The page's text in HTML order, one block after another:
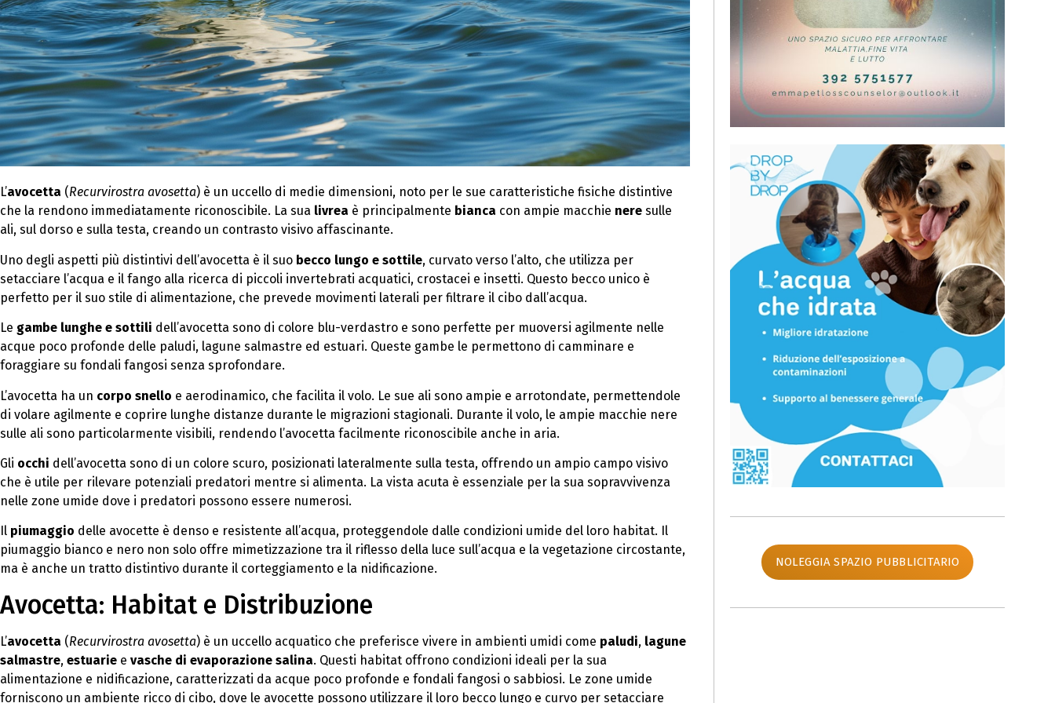
L’avocetta (Recurvirostra avosetta) è un uccello di medie dimensioni, noto per le sue caratteristiche fisiche distintive
che la rendono immediatamente riconoscibile. La sua livrea è principalmente bianca con ampie macchie nere sulle
ali, sul dorso e sulla testa, creando un contrasto visivo affascinante.
Uno degli aspetti più distintivi dell’avocetta è il suo becco lungo e sottile, curvato verso l’alto, che utilizza per
setacciare l’acqua e il fango alla ricerca di piccoli invertebrati acquatici, crostacei e insetti. Questo becco unico è
perfetto per il suo stile di alimentazione, che prevede movimenti laterali per filtrare il cibo dall’acqua.
Le gambe lunghe e sottili dell’avocetta sono di colore blu-verdastro e sono perfette per muoversi agilmente nelle
acque poco profonde delle paludi, lagune salmastre ed estuari. Queste gambe le permettono di camminare e
foraggiare su fondali fangosi senza sprofondare.
L’avocetta ha un corpo snello e aerodinamico, che facilita il volo. Le sue ali sono ampie e arrotondate, permettendole
di volare agilmente e coprire lunghe distanze durante le migrazioni stagionali. Durante il volo, le ampie macchie nere
sulle ali sono particolarmente visibili, rendendo l’avocetta facilmente riconoscibile anche in aria.
Gli occhi dell’avocetta sono di un colore scuro, posizionati lateralmente sulla testa, offrendo un ampio campo visivo
che è utile per rilevare potenziali predatori mentre si alimenta. La vista acuta è essenziale per la sua sopravvivenza
nelle zone umide dove i predatori possono essere numerosi.
Il piumaggio delle avocette è denso e resistente all’acqua, proteggendole dalle condizioni umide del loro habitat. Il
piumaggio bianco e nero non solo offre mimetizzazione tra il riflesso della luce sull’acqua e la vegetazione circostante,
ma è anche un tratto distintivo durante il corteggiamento e la nidificazione.
Avocetta: Habitat e Distribuzione
L’avocetta (Recurvirostra avosetta) è un uccello acquatico che preferisce vivere in ambienti umidi come paludi, lagune
salmastre, estuarie e vasche di evaporazione salina. Questi habitat offrono condizioni ideali per la sua
alimentazione e nidificazione, caratterizzati da acque poco profonde e fondali fangosi o sabbiosi. Le zone umide
forniscono un ambiente ricco di cibo, dove le avocette possono utilizzare il loro becco lungo e curvo per setacciare
NOLEGGIA SPAZIO PUBBLICITARIO